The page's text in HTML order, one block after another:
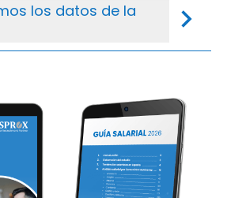
los datos de la